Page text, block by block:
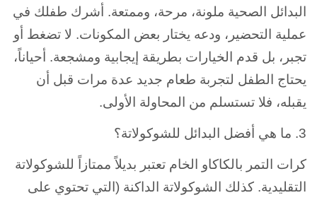
البدائل الصحية ملونة، مرحة، وممتعة. أشرك طفلك في
عملية التحضير، ودعه يختار بعض المكونات. لا تضغط أو
تجبر، بل قدم الخيارات بطريقة إيجابية ومشجعة. أحياناً،
يحتاج الطفل لتجربة طعام جديد عدة مرات قبل أن
يقبله، فلا تستسلم من المحاولة الأولى.
3. ما هي أفضل البدائل للشوكولاتة؟
كرات التمر بالكاكاو الخام تعتبر بديلاً ممتازاً للشوكولاتة
التقليدية. كذلك الشوكولاتة الداكنة (التي تحتوي على